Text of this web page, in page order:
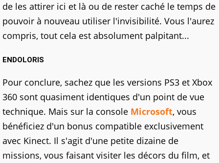
de les attirer ici et là ou de rester caché le temps de
pouvoir à nouveau utiliser l'invisibilité. Vous l'aurez
compris, tout cela est absolument palpitant...
ENDOLORIS
Pour conclure, sachez que les versions PS3 et Xbox
360 sont quasiment identiques d'un point de vue
technique. Mais sur la console Microsoft, vous
bénéficiez d'un bonus compatible exclusivement
avec Kinect. Il s'agit d'une petite dizaine de
missions, vous faisant visiter les décors du film, et